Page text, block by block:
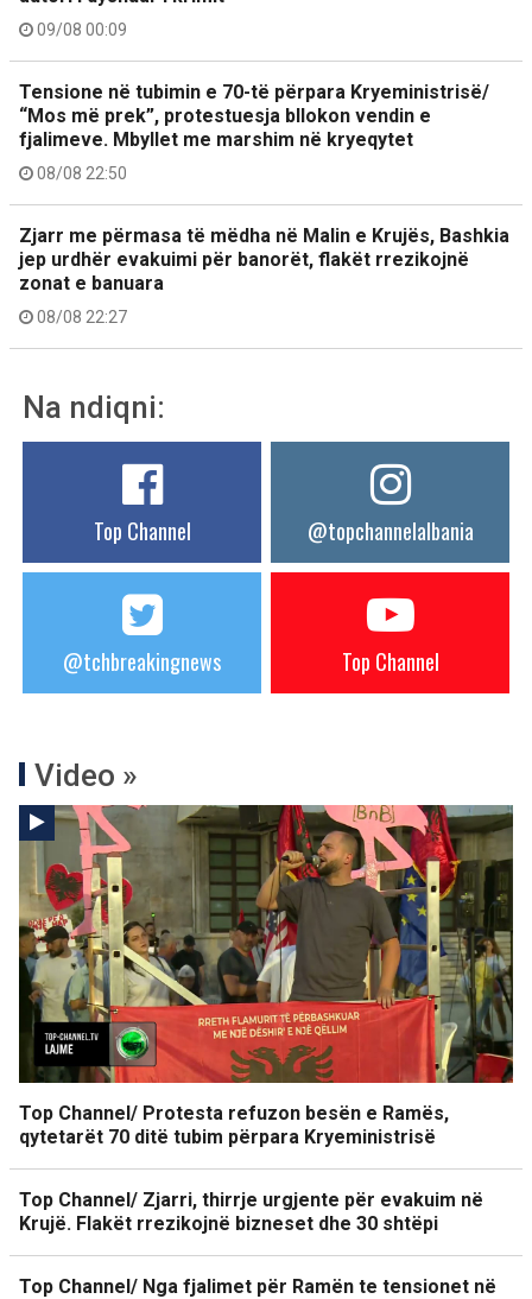
09/08 00:09
Tensione në tubimin e 70-të përpara Kryeministrisë/
“Mos më prek”, protestuesja bllokon vendin e
fjalimeve. Mbyllet me marshim në kryeqytet
08/08 22:50
Zjarr me përmasa të mëdha në Malin e Krujës, Bashkia
jep urdhër evakuimi për banorët, flakët rrezikojnë
zonat e banuara
08/08 22:27
Na ndiqni:
Top Channel @topchannelalbania
@tchbreakingnews Top Channel
Video »
Top Channel/ Protesta refuzon besën e Ramës,
qytetarët 70 ditë tubim përpara Kryeministrisë
Top Channel/ Zjarri, thirrje urgjente për evakuim në
Krujë. Flakët rrezikojnë bizneset dhe 30 shtëpi
Top Channel/ Nga fjalimet për Ramën te tensionet në